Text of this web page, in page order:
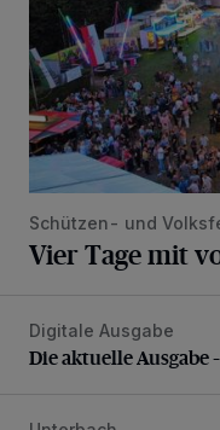
Schützen- und
Vier Tage mit
Die aktuelle Ausgabe
Digitale Ausgabe
Die aktuelle Ausgabe